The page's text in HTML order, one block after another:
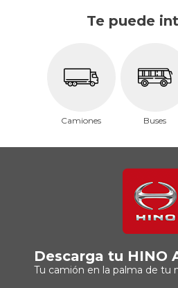
Te puede
Camiones Buses
Descarga tu HINO
Tu camión en la palma de tu